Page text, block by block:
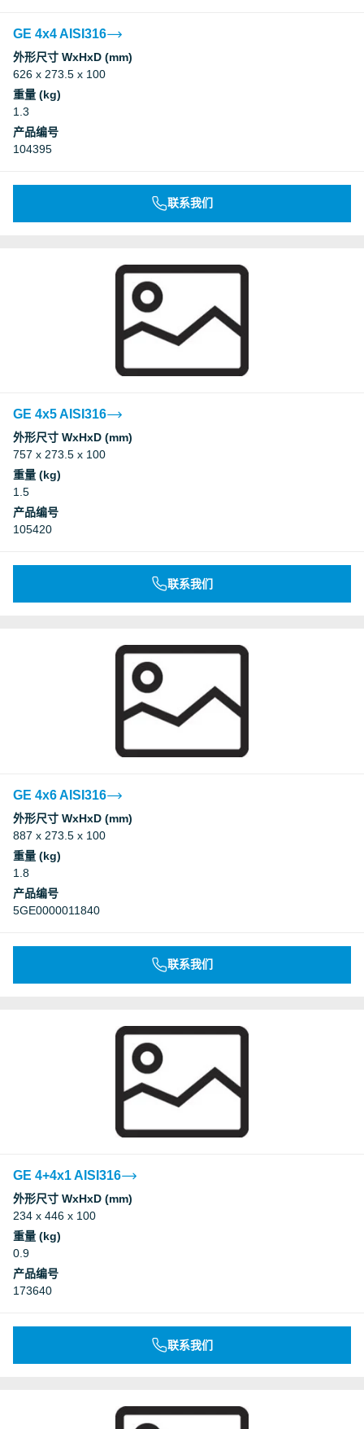
GE 4x4 AISI316
外形尺寸 WxHxD (mm)
626 x 273.5 x 100
重量 (kg)
1.3
产品编号
104395
联系我们
GE 4x5 AISI316
外形尺寸 WxHxD (mm)
757 x 273.5 x 100
重量 (kg)
1.5
产品编号
105420
联系我们
GE 4x6 AISI316
外形尺寸 WxHxD (mm)
887 x 273.5 x 100
重量 (kg)
1.8
产品编号
5GE0000011840
联系我们
GE 4+4x1 AISI316
外形尺寸 WxHxD (mm)
234 x 446 x 100
重量 (kg)
0.9
产品编号
173640
联系我们